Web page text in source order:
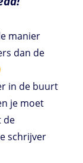
manier
dan de
in de buurt
je moet
de
schrijver